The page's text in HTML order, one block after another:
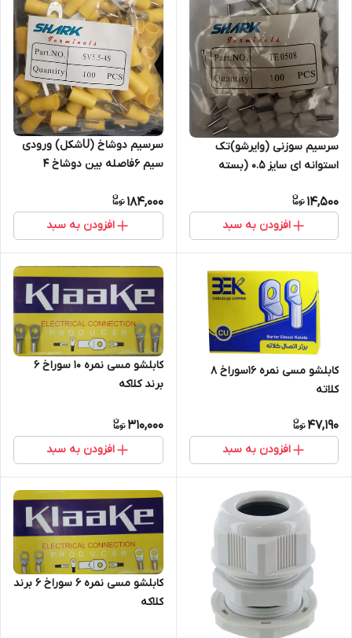
سرسیم سوزنی (وایرشو)تک
استوانه ای سایز 0.5 (بسته
14,500
افزودن به سبد
سرسیم دوشاخ (Uشکل) ورودی
سیم 6فاصله بین دوشاخ 4
184,000
افزودن به سبد
کابلشو مسی نمره 16سوراخ 8
کلاته
47,190
افزودن به سبد
کابلشو مسی نمره 10 سوراخ 6
برند کلاکه
310,000
افزودن به سبد
کابلشو مسی نمره 6 سوراخ 6 برند
کلاکه